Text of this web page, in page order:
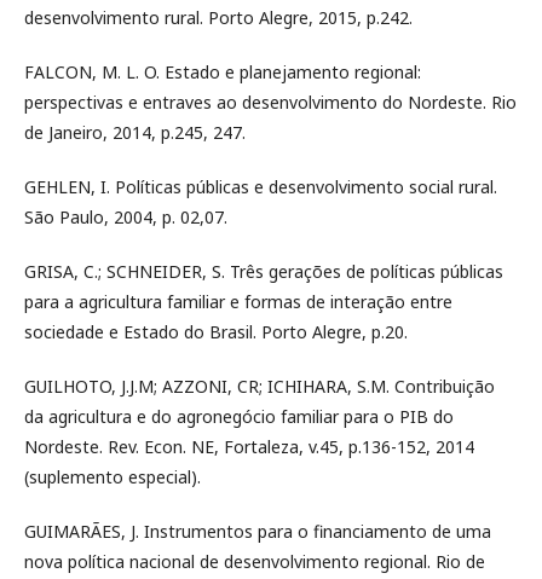
desenvolvimento rural. Porto Alegre, 2015, p.242.
FALCON, M. L. O. Estado e planejamento regional:
perspectivas e entraves ao desenvolvimento do Nordeste. Rio
de Janeiro, 2014, p.245, 247.
GEHLEN, I. Políticas públicas e desenvolvimento social rural.
São Paulo, 2004, p. 02,07.
GRISA, C.; SCHNEIDER, S. Três gerações de políticas públicas
para a agricultura familiar e formas de interação entre
sociedade e Estado do Brasil. Porto Alegre, p.20.
GUILHOTO, J.J.M; AZZONI, CR; ICHIHARA, S.M. Contribuição
da agricultura e do agronegócio familiar para o PIB do
Nordeste. Rev. Econ. NE, Fortaleza, v.45, p.136-152, 2014
(suplemento especial).
GUIMARÃES, J. Instrumentos para o financiamento de uma
nova política nacional de desenvolvimento regional. Rio de